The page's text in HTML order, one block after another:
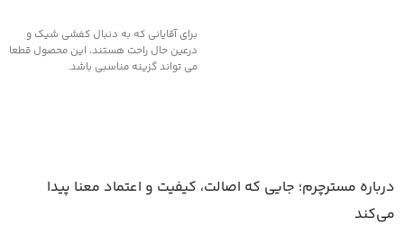
برای آقایانی که به دنبال کفشی شیک و
درعین حال راحت هستند، این محصول قطعا
می تواند گزینه مناسبی باشد.
درباره مسترچرم؛ جایی که اصالت، کیفیت و اعتماد معنا پیدا
می‌کند